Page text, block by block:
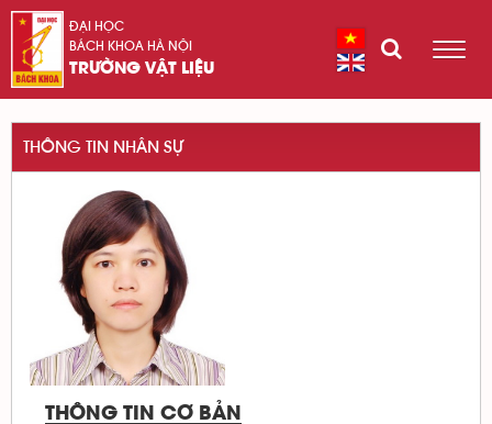
ĐẠI HỌC
BÁCH KHOA HÀ NỘI
TRƯỜNG VẬT LIỆU
THÔNG TIN NHÂN SỰ
THÔNG TIN CƠ BẢN